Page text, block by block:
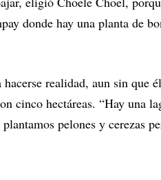
donde hay una planta de
realidad, aun sin que
cinco hectáreas. “Hay una
pelones y cerezas